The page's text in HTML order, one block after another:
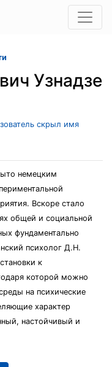
Узнадзе
скрыл имя
немецким
Вскоре стало
общей и социальной
фундаментально
психолог Д.Н.
к
которой можно
на психические
характер
настойчивый и